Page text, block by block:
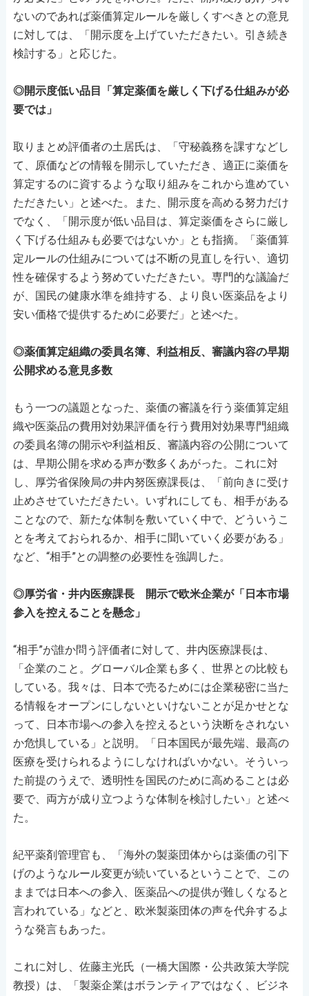
ないのであれば薬価算定ルールを厳しくすべきとの意見
に対しては、「開示度を上げていただきたい。引き続き
検討する」と応じた。
◎開示度低い品目「算定薬価を厳しく下げる仕組みが必
要では」
取りまとめ評価者の土居氏は、「守秘義務を課すなどし
て、原価などの情報を開示していただき、適正に薬価を
算定するのに資するような取り組みをこれから進めてい
ただきたい」と述べた。また、開示度を高める努力だけ
でなく、「開示度が低い品目は、算定薬価をさらに厳し
く下げる仕組みも必要ではないか」とも指摘。「薬価算
定ルールの仕組みについては不断の見直しを行い、適切
性を確保するよう努めていただきたい。専門的な議論だ
が、国民の健康水準を維持する、より良い医薬品をより
安い価格で提供するために必要だ」と述べた。
◎薬価算定組織の委員名簿、利益相反、審議内容の早期
公開求める意見多数
もう一つの議題となった、薬価の審議を行う薬価算定組
織や医薬品の費用対効果評価を行う費用対効果専門組織
の委員名簿の開示や利益相反、審議内容の公開について
は、早期公開を求める声が数多くあがった。これに対
し、厚労省保険局の井内努医療課長は、「前向きに受け
止めさせていただきたい。いずれにしても、相手がある
ことなので、新たな体制を敷いていく中で、どういうこ
とを考えておられるか、相手に聞いていく必要がある」
など、“相手”との調整の必要性を強調した。
◎厚労省・井内医療課長 開示で欧米企業が「日本市場
参入を控えることを懸念」
“相手”が誰か問う評価者に対して、井内医療課長は、
「企業のこと。グローバル企業も多く、世界との比較も
している。我々は、日本で売るためには企業秘密に当た
る情報をオープンにしないといけないことが足かせとな
って、日本市場への参入を控えるという決断をされない
か危惧している」と説明。「日本国民が最先端、最高の
医療を受けられるようにしなければいかない。そういっ
た前提のうえで、透明性を国民のために高めることは必
要で、両方が成り立つような体制を検討したい」と述べ
た。
紀平薬剤管理官も、「海外の製薬団体からは薬価の引下
げのようなルール変更が続いているということで、この
ままでは日本への参入、医薬品への提供が難しくなると
言われている」などと、欧米製薬団体の声を代弁するよ
うな発言もあった。
これに対し、佐藤主光氏（一橋大国際・公共政策大学院
教授）は、「製薬企業はボランティアではなく、ビジネ